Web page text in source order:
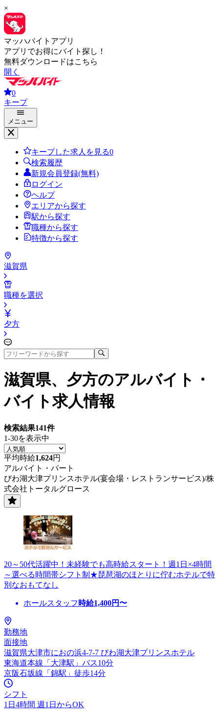
×
マッハバイトアプリ
アプリでお得にバイト探し！
無料ダウンロードはこちら
開く
0
キープ
メニュー
キープした求人を見る0
検索履歴
新規会員登録(無料)
ログイン
ヘルプ
エリアから探す
駅から探す
職種から探す
特徴から探す
滋賀県
職種を選択
夕方
滋賀県、夕方のアルバイト・
バイト求人情報
検索結果141件
1-30を表示中
平均時給1,624円
アルバイト・パート
びわ湖大津プリンスホテル(宴会場・レストランサービス)/株
式会社トータルグロース
20～50代活躍中！未経験でも高時給スタート！週1日×4時間
～選べる時間帯シフト制★琵琶湖のほとりに佇むホテルで特
別なおもてなし
ホールスタッフ 時給1,400円〜
勤務地
面接地
滋賀県大津市におの浜4-7-7 びわ湖大津プリンスホテル
東海道本線「大津駅」バス10分
京阪石坂線「錦駅」徒歩14分
シフト
1日4時間 週1日からOK